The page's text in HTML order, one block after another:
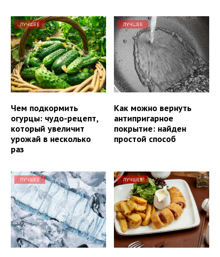
ЛУЧШЕЕ
Чем подкормить
огурцы: чудо-рецепт,
который увеличит
урожай в несколько
раз
ЛУЧШЕЕ
Как можно вернуть
антипригарное
покрытие: найден
простой способ
ЛУЧШЕЕ ЛУЧШЕЕ